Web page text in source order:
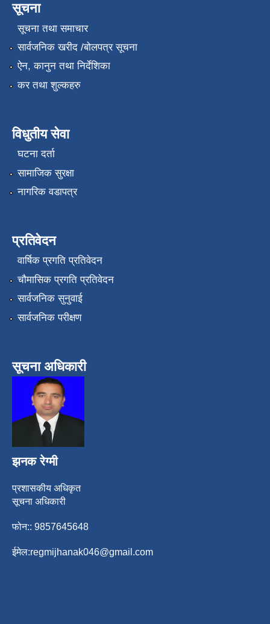
सूचना
सूचना तथा समाचार
सार्वजनिक खरीद /बोलपत्र सूचना
ऐन, कानुन तथा निर्देशिका
कर तथा शुल्कहरु
विधुतीय सेवा
घटना दर्ता
सामाजिक सुरक्षा
नागरिक वडापत्र
प्रतिवेदन
वार्षिक प्रगति प्रतिवेदन
चौमासिक प्रगति प्रतिवेदन
सार्वजनिक सुनुवाई
सार्वजनिक परीक्षण
सूचना अधिकारी
झनक रेग्मी
प्रशासकीय अधिकृत
सूचना अधिकारी
फोन:: 9857645648
ईमेल:regmijhanak046@gmail.com